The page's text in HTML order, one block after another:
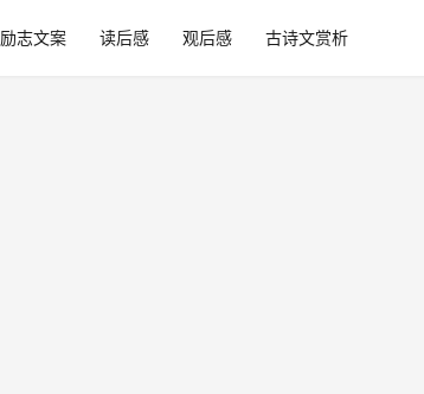
励志文案 读后感 观后感 古诗文赏析